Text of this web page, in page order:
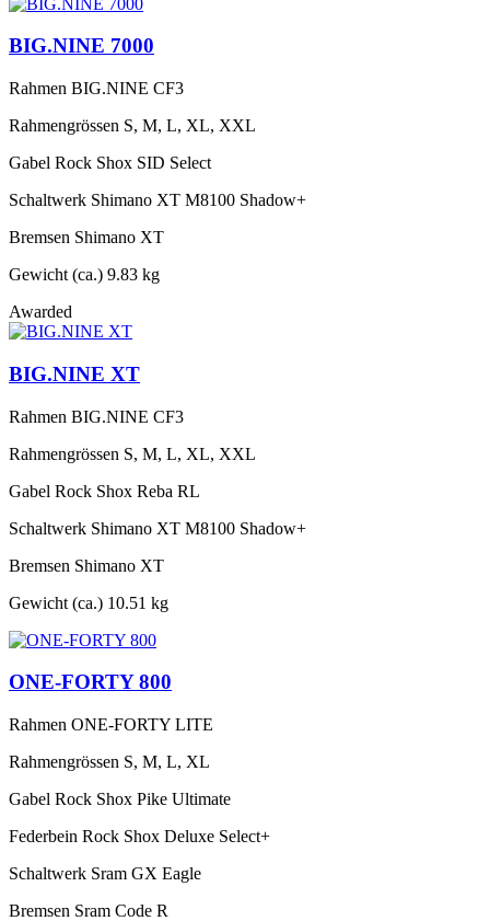
BIG.NINE 7000
Rahmen BIG.NINE CF3
Rahmengrössen S, M, L, XL, XXL
Gabel Rock Shox SID Select
Schaltwerk Shimano XT M8100 Shadow+
Bremsen Shimano XT
Gewicht (ca.) 9.83 kg
Awarded
BIG.NINE XT
Rahmen BIG.NINE CF3
Rahmengrössen S, M, L, XL, XXL
Gabel Rock Shox Reba RL
Schaltwerk Shimano XT M8100 Shadow+
Bremsen Shimano XT
Gewicht (ca.) 10.51 kg
ONE-FORTY 800
Rahmen ONE-FORTY LITE
Rahmengrössen S, M, L, XL
Gabel Rock Shox Pike Ultimate
Federbein Rock Shox Deluxe Select+
Schaltwerk Sram GX Eagle
Bremsen Sram Code R